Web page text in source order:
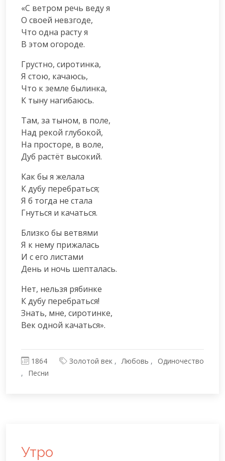
«С ветром речь веду я
О своей невзгоде,
Что одна расту я
В этом огороде.
Грустно, сиротинка,
Я стою, качаюсь,
Что к земле былинка,
К тыну нагибаюсь.
Там, за тыном, в поле,
Над рекой глубокой,
На просторе, в воле,
Дуб растёт высокий.
Как бы я желала
К дубу перебраться;
Я б тогда не стала
Гнуться и качаться.
Близко бы ветвями
Я к нему прижалась
И с его листами
День и ночь шепталась.
Нет, нельзя рябинке
К дубу перебраться!
Знать, мне, сиротинке,
Век одной качаться».
1864 Золотой век Любовь
Одиночество
Песни
Утро